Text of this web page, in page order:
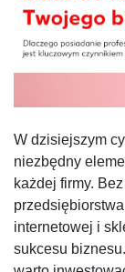
W dzisiejszym
niezbędny
każdej firmy.
internetowej i
sukcesu